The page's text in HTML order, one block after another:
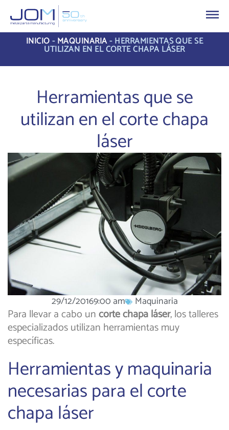
INICIO-MAQUINARIA-HERRAMIENTAS QUE SE
UTILIZAN EN EL CORTE CHAPA LÁSER
Herramientas que se
utilizan en el corte chapa
láser
29/12/20169:00 am Maquinaria
Para llevar a cabo uncorte chapa láser, los talleres
especializados utilizan herramientas muy
específicas.
Herramientas y maquinaria
necesarias para el corte
chapa láser